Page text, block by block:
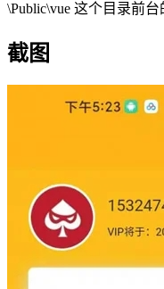
\Public\vue 这个目录前
截图